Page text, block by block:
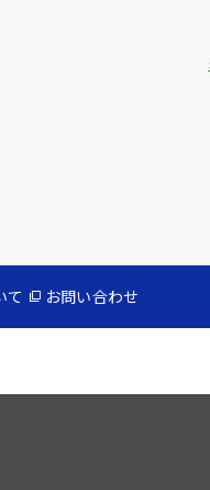
て お問い合わせ